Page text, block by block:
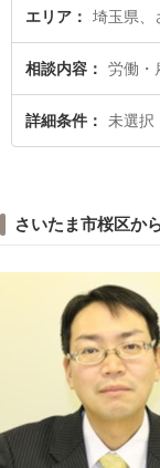
エリア 埼玉県、
相談内容 労働・
詳細条件 未選択
さいたま市桜区か